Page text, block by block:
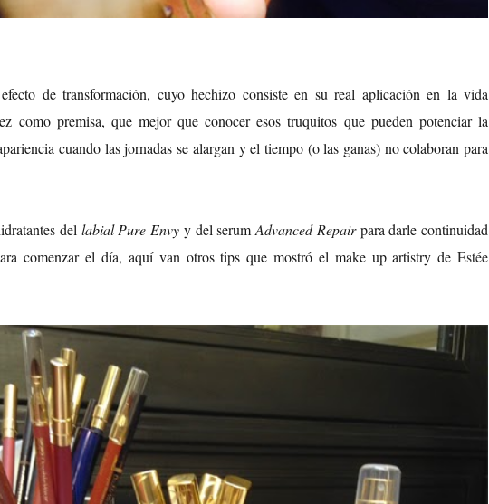
de transformación, cuyo hechizo consiste en su real aplicación en la vida
como premisa, que mejor que conocer esos truquitos que pueden potenciar la
cuando las jornadas se alargan y el tiempo (o las ganas) no colaboran para
del labial Pure Envy y del serumAdvanced Repairpara darle continuidad
comenzar el día, aquí van otros tips que mostró el make up artistry de Estée